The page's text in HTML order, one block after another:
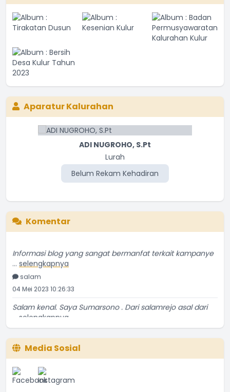
Aparatur Kalurahan
ADI NUGROHO, S.Pt
Lurah
Belum Rekam Kehadiran
FARID NURHUDA ISYA I, S.Pd
Carik
Belum Rekam Kehadiran
Komentar
...selengkapnya
salam
04 Mei 2023 10:26:33
...selengkapnya
24 Mei 2021 18:52:53
Temanya bagus, ulasannya kurang detil sedikit. Tapi
... selengkapnya
Yatin Suwarno
Media Sosial